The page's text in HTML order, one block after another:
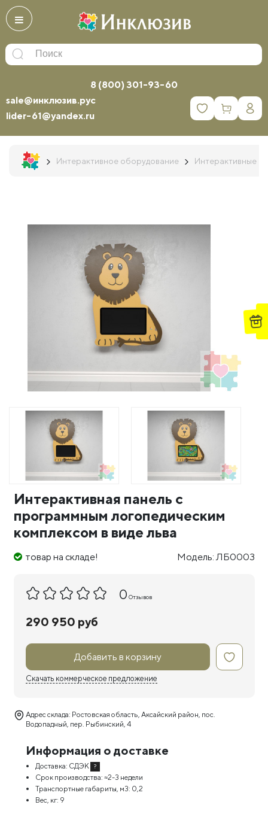
8 (800) 301-93-60
sale@инклюзив.рус
lider-61@yandex.ru
0
Интерактивное оборудование Интерактивные
Интерактивная панель с
программным логопедическим
комплексом в виде льва
товар на складе! Модель: ЛБ0003
0 Отзывов
290 950 руб
Добавить в корзину
Скачать коммерческое предложение
Адрес склада: Ростовская область, Аксайский район, пос.
Водопадный, пер. Рыбинский, 4
Информация о доставке
Доставка: СДЭК ?
Срок производства: ≈2-3 недели
Транспортные габариты, м3: 0,2
Вес, кг: 9